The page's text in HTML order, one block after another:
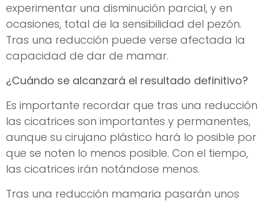
experimentar una disminución parcial, y en
ocasiones, total de la sensibilidad del pezón.
Tras una reducción puede verse afectada la
capacidad de dar de mamar.
¿Cuándo se alcanzará el resultado definitivo?
Es importante recordar que tras una reducción
las cicatrices son importantes y permanentes,
aunque su cirujano plástico hará lo posible por
que se noten lo menos posible. Con el tiempo,
las cicatrices irán notándose menos.
Tras una reducción mamaria pasarán unos